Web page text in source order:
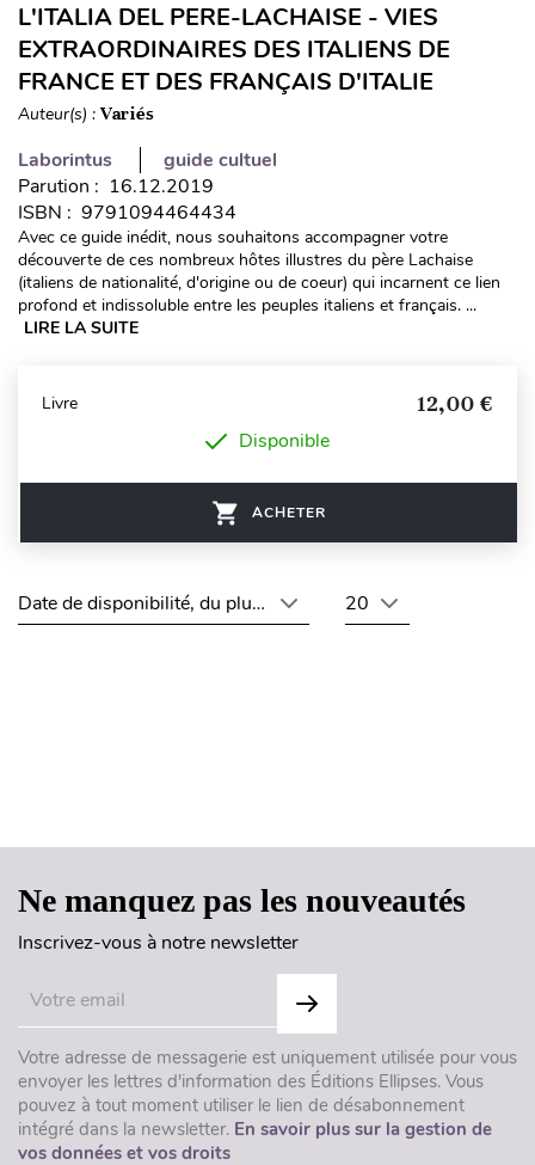
L'ITALIA DEL PERE-LACHAISE - VIES
EXTRAORDINAIRES DES ITALIENS DE
FRANCE ET DES FRANÇAIS D'ITALIE
Auteur(s) : Variés
Laborintus
guide cultuel
Parution : 16.12.2019
ISBN : 9791094464434
Avec ce guide inédit, nous souhaitons accompagner votre
découverte de ces nombreux hôtes illustres du père Lachaise
(italiens de nationalité, d'origine ou de coeur) qui incarnent ce lien
profond et indissoluble entre les peuples italiens et français. ...
LIRE LA SUITE
Livre 12,00 €
Disponible
ACHETER
Date de disponibilité, du plus récent au plus ancien
20
Ne manquez pas les nouveautés
Inscrivez-vous à notre newsletter
Votre adresse de messagerie est uniquement utilisée pour vous
envoyer les lettres d'information des Éditions Ellipses. Vous
pouvez à tout moment utiliser le lien de désabonnement
intégré dans la newsletter. En savoir plus sur la gestion de
vos données et vos droits